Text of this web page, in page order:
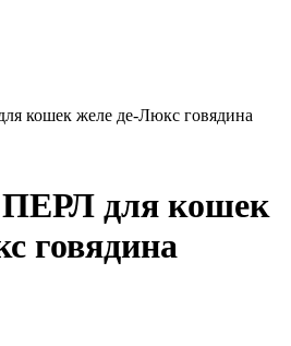
кошек желе де-Люкс говядина
для кошек
говядина